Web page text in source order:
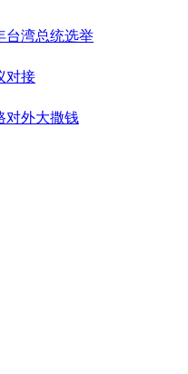
台湾总统选举
对接
对外大撒钱